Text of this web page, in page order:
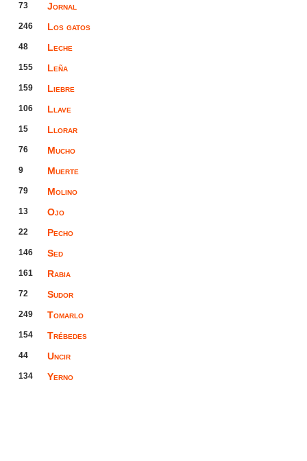
73 Jornal
246 Los gatos
48 Leche
155 Leña
159 Liebre
106 Llave
15 Llorar
76 Mucho
9 Muerte
79 Molino
13 Ojo
22 Pecho
146 Sed
161 Rabia
72 Sudor
249 Tomarlo
154 Trébedes
44 Uncir
134 Yerno